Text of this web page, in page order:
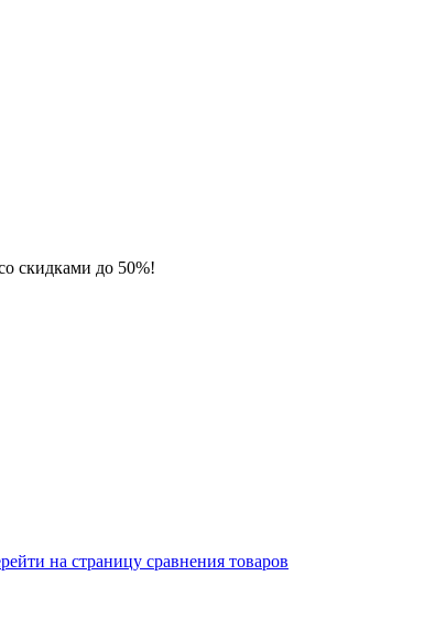
скидками до 50%!
на страницу сравнения товаров